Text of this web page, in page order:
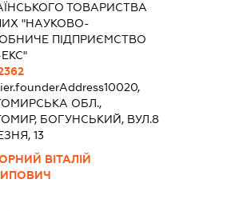
ТОВАРИСТВА
"НАУКОВО-
ПІДПРИЄМСТВО
10020,
ОБЛ.,
БОГУНСЬКИЙ, ВУЛ.8
13
ВІТАЛІЙ